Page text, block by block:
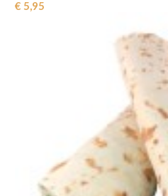
€ 5,95‎